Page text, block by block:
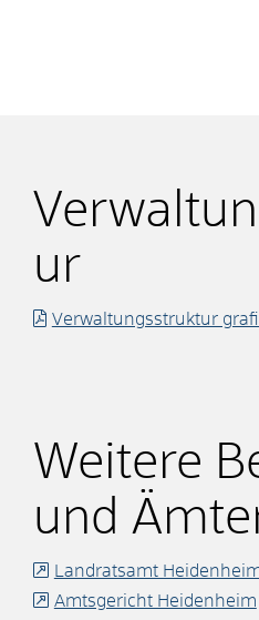
ur
Verwaltungsstruktur
Weitere
und
Landratsamt
Amtsgericht Heidenheim